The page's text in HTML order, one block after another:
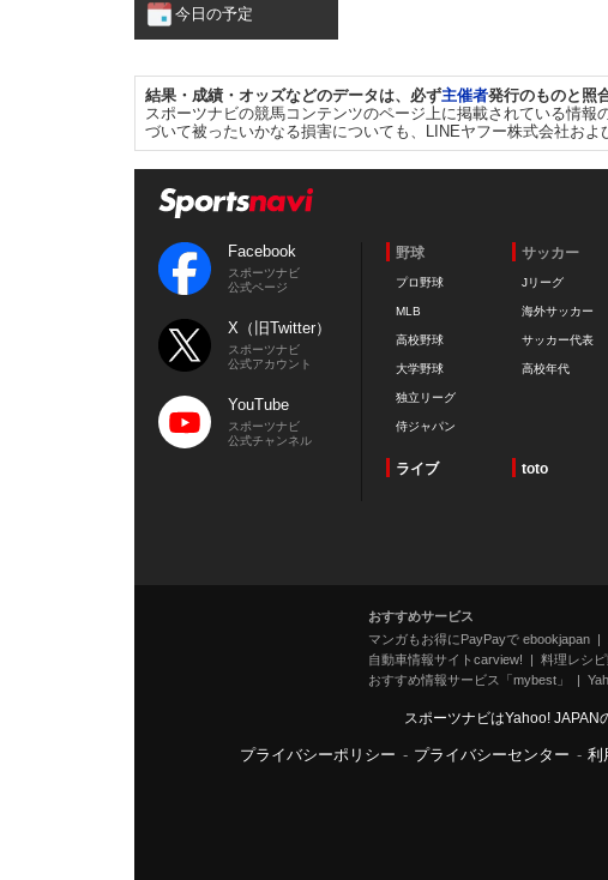
今日の予定
結果・成績・オッズなどのデータは、必ず主催者発行のものと照
スポーツナビの競馬コンテンツのページ上に掲載されている情
づいて被ったいかなる損害についても、LINEヤフー株式会社およ
Facebook
スポーツナビ
公式ページ
X（旧Twitter）
スポーツナビ
公式アカウント
YouTube
スポーツナビ
公式チャンネル
野球
プロ野球
MLB
高校野球
大学野球
独立リーグ
侍ジャパン
サッカー
Jリーグ
海外サッカー
サッカー代表
高校年代
ライブ toto
おすすめサービス
マンガもお得にPayPayで ebookjapan
自動車情報サイトcarview!
料理レシ
おすすめ情報サービス「mybest」
スポーツナビはYahoo! JAPAN
プライバシーポリシー - プライバシーセンター - 利